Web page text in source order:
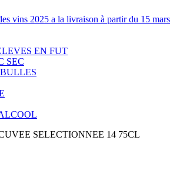
vins 2025 a la livraison à partir du 15 mars
EN FUT
SEC
SELECTIONNEE 14 75CL